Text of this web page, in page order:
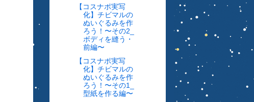
【コスナポ実写
化】チビマルの
ぬいぐるみを作
ろう！〜その2_
ボディを縫う・
前編〜
【コスナポ実写
化】チビマルの
ぬいぐるみを作
ろう！〜その1_
型紙を作る編〜